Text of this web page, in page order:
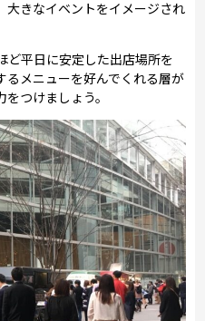
大きなイベントをイメージされ
ど平日に安定した出店場所を
るメニューを好んでくれる層が
つけましょう。